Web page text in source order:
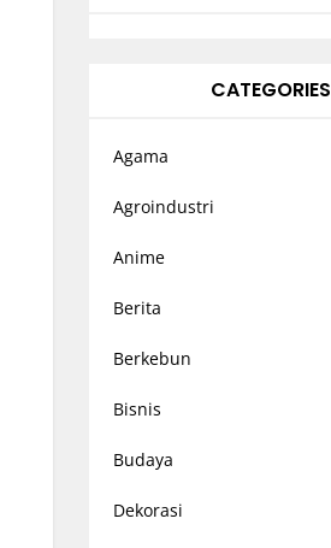
CATEGORIES
Agama
Agroindustri
Anime
Berita
Berkebun
Bisnis
Budaya
Dekorasi